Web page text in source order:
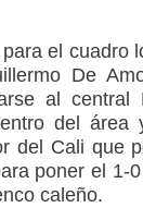
el cuadro
De
al central
del área
del Cali que
poner el 1-
caleño.